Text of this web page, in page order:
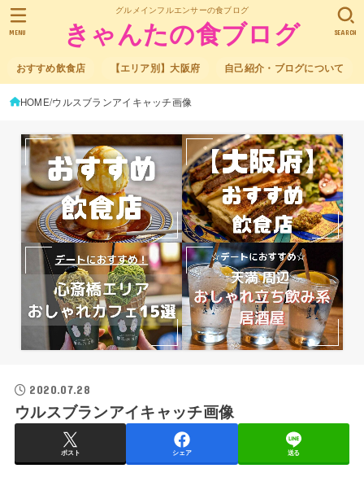
グルメインフルエンサーの食ブログ
きゃんたの食ブログ
おすすめ飲食店 【エリア別】大阪府 自己紹介・ブログについて
SEARCH
MENU
HOME ウルスブランアイキャッチ画像
2020.07.28
ウルスブランアイキャッチ画像
ポスト シェア 送る